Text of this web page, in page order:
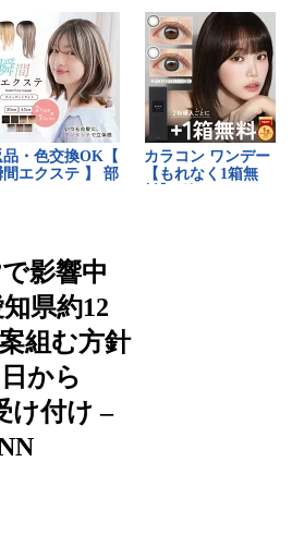
影響中
県約12
組む方針
から
け付け –